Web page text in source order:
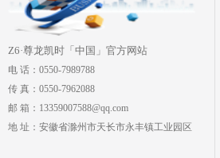
Z6·尊龙凯时「中国」官方网站
电 话：0550-7989788
传 真：0550-7962088
邮 箱：13359007588@qq.com
地 址：安徽省滁州市天长市永丰镇工业园区